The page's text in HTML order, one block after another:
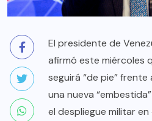
El presidente de
afirmó este miércoles
seguirá “de pie”
una nueva
el despliegue militar